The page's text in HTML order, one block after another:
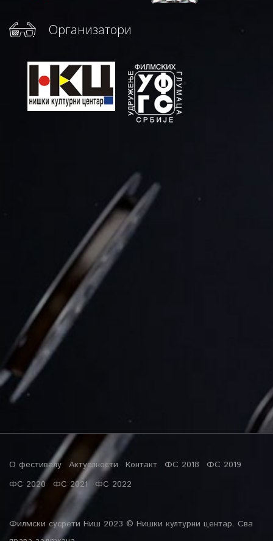
Организатори
О фестивалу Актуелности Контакт ФС 2018
ФС 2019
ФС 2020 ФС 2021 ФС 2022
Филмски сусрети Ниш 2023 © Нишки културни центар. Сва